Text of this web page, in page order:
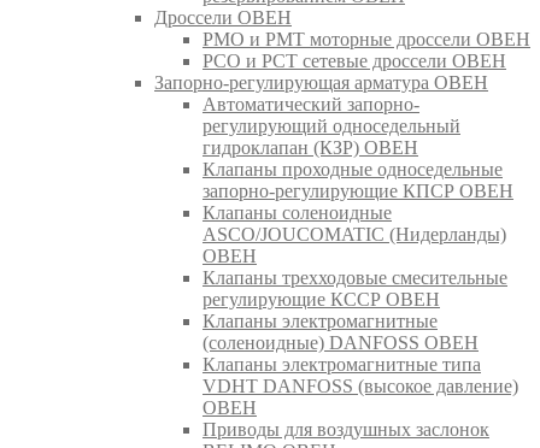
Дроссели ОВЕН
РМО и РМТ моторные дроссели ОВЕН
РСО и РСТ сетевые дроссели ОВЕН
Запорно-регулирующая арматура ОВЕН
Автоматический запорно-
регулирующий односедельный
гидроклапан (КЗР) ОВЕН
Клапаны проходные односедельные
запорно-регулирующие КПСР ОВЕН
Клапаны соленоидные
ASCO/JOUCOMATIC (Нидерланды)
ОВЕН
Клапаны трехходовые смесительные
регулирующие КССР ОВЕН
Клапаны электромагнитные
(соленоидные) DANFOSS ОВЕН
Клапаны электромагнитные типа
VDHT DANFOSS (высокое давление)
ОВЕН
Приводы для воздушных заслонок